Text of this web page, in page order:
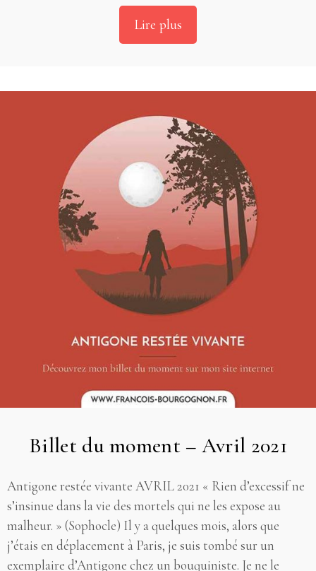
Lire plus
Billet du moment – Avril 2021
Antigone restée vivante AVRIL 2021 « Rien d’excessif ne
s’insinue dans la vie des mortels qui ne les expose au
malheur. » (Sophocle) Il y a quelques mois, alors que
j’étais en déplacement à Paris, je suis tombé sur un
exemplaire d’Antigone chez un bouquiniste. Je ne le